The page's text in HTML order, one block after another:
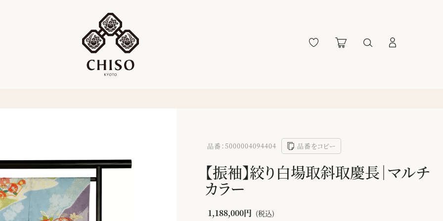
品番：5000004094404 品番をコピー
【振袖】絞り白場取斜取慶長｜マルチ
カラー
1,188,000円 (税込)